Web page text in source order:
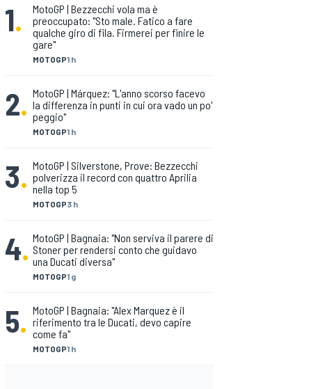
1.
MOTOGP1 h
MotoGP | Bezzecchi vola ma è
preoccupato: "Sto male. Fatico a fare
qualche giro di fila. Firmerei per finire le
gare"
2.
MOTOGP1 h
MotoGP | Márquez: "L'anno scorso facevo
la differenza in punti in cui ora vado un po'
peggio"
3.
MOTOGP3 h
MotoGP | Silverstone, Prove: Bezzecchi
polverizza il record con quattro Aprilia
nella top 5
4.
MOTOGP1 g
MotoGP | Bagnaia: "Non serviva il parere di
Stoner per rendersi conto che guidavo
una Ducati diversa"
5.
MOTOGP1 h
MotoGP | Bagnaia: "Alex Marquez è il
riferimento tra le Ducati, devo capire
come fa"